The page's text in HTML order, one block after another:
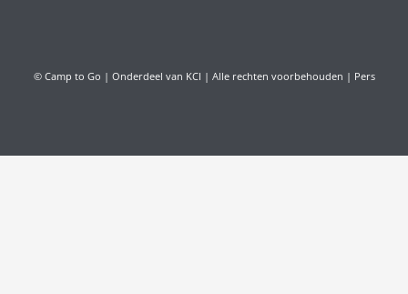
© Camp to Go | Onderdeel van KCI | Alle rechten voorbehouden | Pers